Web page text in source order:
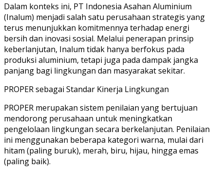
Dalam konteks ini, PT Indonesia Asahan Aluminium
(Inalum) menjadi salah satu perusahaan strategis yang
terus menunjukkan komitmennya terhadap energi
bersih dan inovasi sosial. Melalui penerapan prinsip
keberlanjutan, Inalum tidak hanya berfokus pada
produksi aluminium, tetapi juga pada dampak jangka
panjang bagi lingkungan dan masyarakat sekitar.
PROPER sebagai Standar Kinerja Lingkungan
PROPER merupakan sistem penilaian yang bertujuan
mendorong perusahaan untuk meningkatkan
pengelolaan lingkungan secara berkelanjutan. Penilaian
ini menggunakan beberapa kategori warna, mulai dari
hitam (paling buruk), merah, biru, hijau, hingga emas
(paling baik).